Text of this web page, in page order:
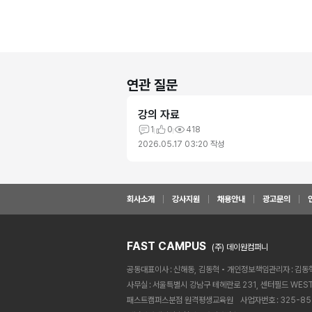
연관 질문
강의 자료
1 0
418
2026.05.17 03:20 작성
회사소개 강사지원 채용안내 광고문의
FAST CAMPUS (주) 데이원컴퍼니
공동대표이사 신해동, 김동혁 개인정보책임관리자
김동
사무실 서울특별시 강남구 테헤란로 231, 센터필드
패스트캠퍼스분점 원격평생교육원ㅤ 사업자번호 325-